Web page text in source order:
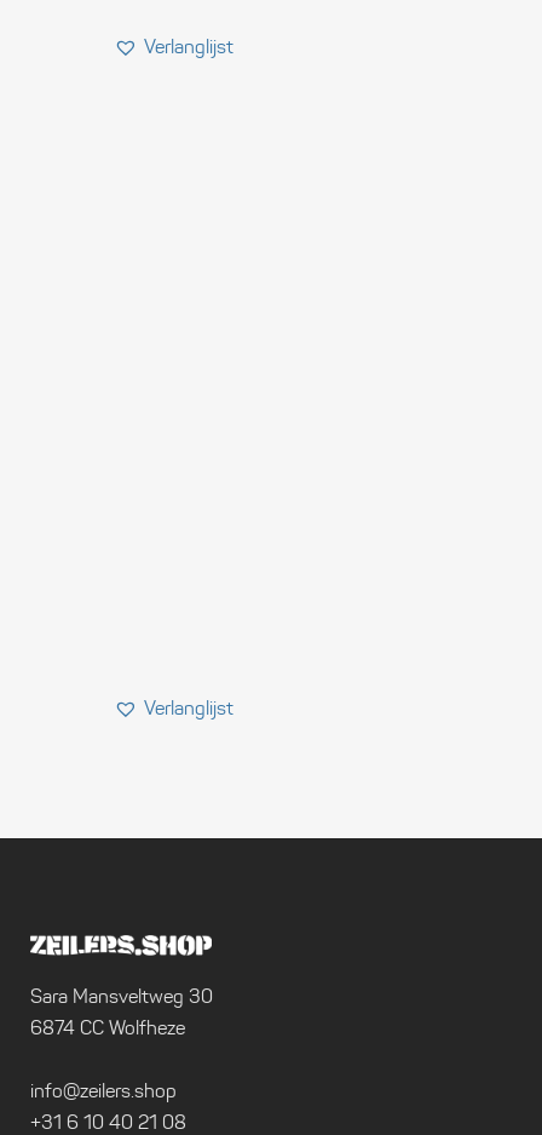
Sara Mansveltweg 30
6874 CC Wolfheze
info@zeilers.shop
+31 6 10 40 21 08